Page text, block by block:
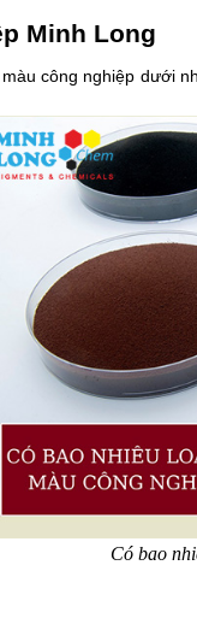
Minh Long
công nghiệp dưới
Có bao